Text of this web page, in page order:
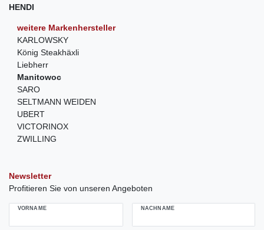
HENDI
weitere Markenhersteller
KARLOWSKY
König Steakhäxli
Liebherr
Manitowoc
SARO
SELTMANN WEIDEN
UBERT
VICTORINOX
ZWILLING
Newsletter
Profitieren Sie von unseren Angeboten
VORNAME NACHNAME